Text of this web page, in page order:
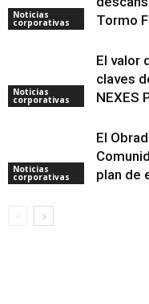
Noticias
corporativas
Tormo
Noticias
corporativas
El valor
claves
NEXES
Noticias
corporativas
El
plan de